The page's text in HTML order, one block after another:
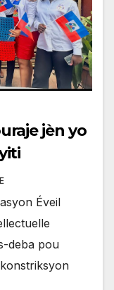
jèn yo
Éveil
deba pou